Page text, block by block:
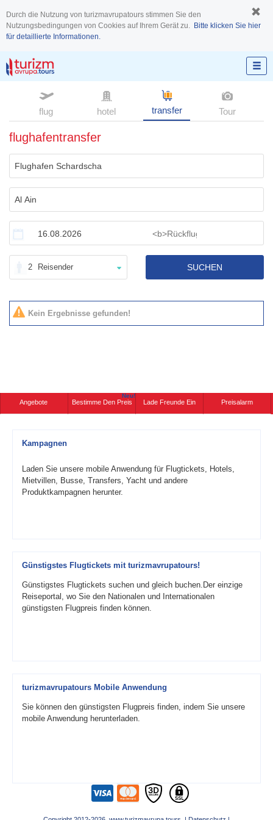
Durch die Nutzung von turizmavrupatours stimmen Sie den
Nutzungsbedingungen von Cookies auf Ihrem Gerät zu. Bitte klicken Sie hier
für detaillierte Informationen.
flug hotel transfer Tour
flughafentransfer
2 Reisender SUCHEN
Kein Ergebnisse gefunden!
Angebote Bestimme Den Preis
Neu!
Lade Freunde Ein Preisalarm
Kampagnen
Laden Sie unsere mobile Anwendung für Flugtickets, Hotels,
Mietvillen, Busse, Transfers, Yacht und andere
Produktkampagnen herunter.
Günstigstes Flugtickets mit turizmavrupatours!
Günstigstes Flugtickets suchen und gleich buchen.Der einzige
Reiseportal, wo Sie den Nationalen und Internationalen
günstigsten Flugpreis finden können.
turizmavrupatours Mobile Anwendung
Sie können den günstigsten Flugpreis finden, indem Sie unsere
mobile Anwendung herunterladen.